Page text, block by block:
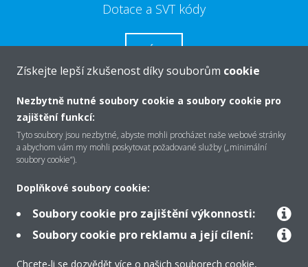
Dotace a SVT kódy
VÍCE
O společnosti Daikin
Řešení
Podpora
Získejte lepší zkušenost díky souborům cookie
Nezbytně nutné soubory cookie a soubory cookie pro
zajištění funkcí:
Tyto soubory jsou nezbytné, abyste mohli procházet naše webové stránky
a abychom vám my mohli poskytovat požadované služby („minimální
soubory cookie“).
Doplňkové soubory cookie:
Soubory cookie pro zajištění výkonnosti:
Soubory cookie pro reklamu a její cílení:
Chcete-li se dozvědět více o našich souborech cookie,